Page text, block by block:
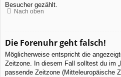
Besucher gezählt.
Nach oben
Die Forenuhr geht falsch!
Möglicherweise entspricht die
Zeitzone. In diesem Fall solltest du im
passende Zeitzone (Mitteleuropäische